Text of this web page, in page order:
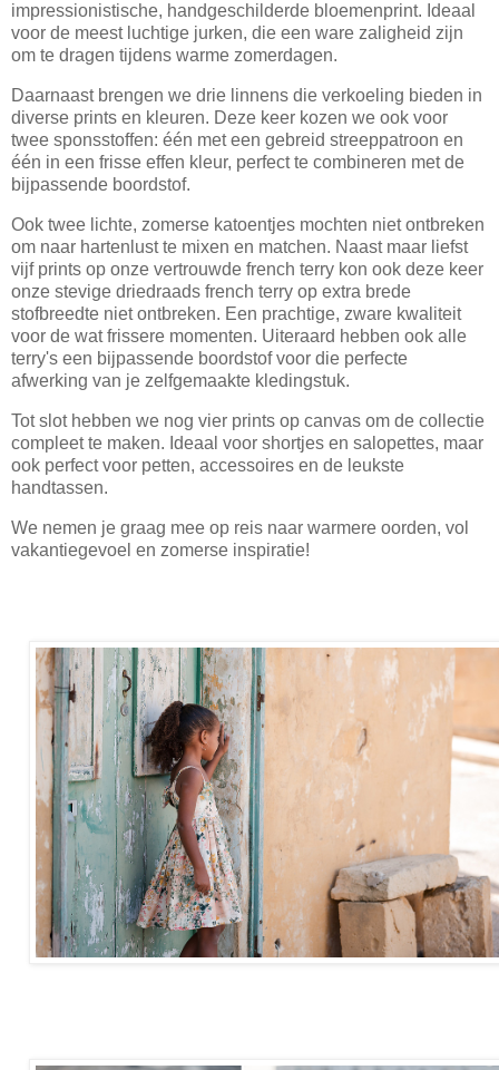
impressionistische, handgeschilderde bloemenprint. Ideaal
voor de meest luchtige jurken, die een ware zaligheid zijn
om te dragen tijdens warme zomerdagen.
Daarnaast brengen we drie linnens die verkoeling bieden in
diverse prints en kleuren. Deze keer kozen we ook voor
twee sponsstoffen: één met een gebreid streeppatroon en
één in een frisse effen kleur, perfect te combineren met de
bijpassende boordstof.
Ook twee lichte, zomerse katoentjes mochten niet ontbreken
om naar hartenlust te mixen en matchen. Naast maar liefst
vijf prints op onze vertrouwde french terry kon ook deze keer
onze stevige driedraads french terry op extra brede
stofbreedte niet ontbreken. Een prachtige, zware kwaliteit
voor de wat frissere momenten. Uiteraard hebben ook alle
terry's een bijpassende boordstof voor die perfecte
afwerking van je zelfgemaakte kledingstuk.
Tot slot hebben we nog vier prints op canvas om de collectie
compleet te maken. Ideaal voor shortjes en salopettes, maar
ook perfect voor petten, accessoires en de leukste
handtassen.
We nemen je graag mee op reis naar warmere oorden, vol
vakantiegevoel en zomerse inspiratie!